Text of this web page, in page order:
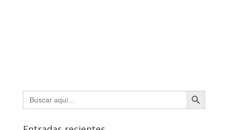
Buscar: Botón de búsqueda